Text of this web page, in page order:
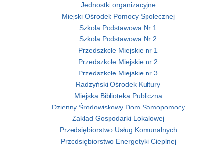
Jednostki organizacyjne
Miejski Ośrodek Pomocy Społecznej
Szkoła Podstawowa Nr 1
Szkoła Podstawowa Nr 2
Przedszkole Miejskie nr 1
Przedszkole Miejskie nr 2
Przedszkole Miejskie nr 3
Radzyński Ośrodek Kultury
Miejska Biblioteka Publiczna
Dzienny Środowiskowy Dom Samopomocy
Zakład Gospodarki Lokalowej
Przedsiębiorstwo Usług Komunalnych
Przedsiębiorstwo Energetyki Cieplnej